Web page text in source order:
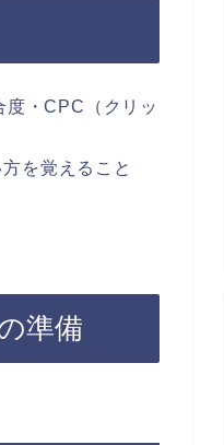
・CPC（クリッ
を覚えること
準備